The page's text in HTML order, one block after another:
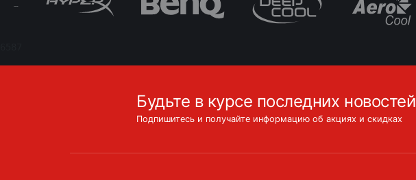
Будьте в курсе последних новостей
Подпишитесь и получайте информацию об акциях и скидках